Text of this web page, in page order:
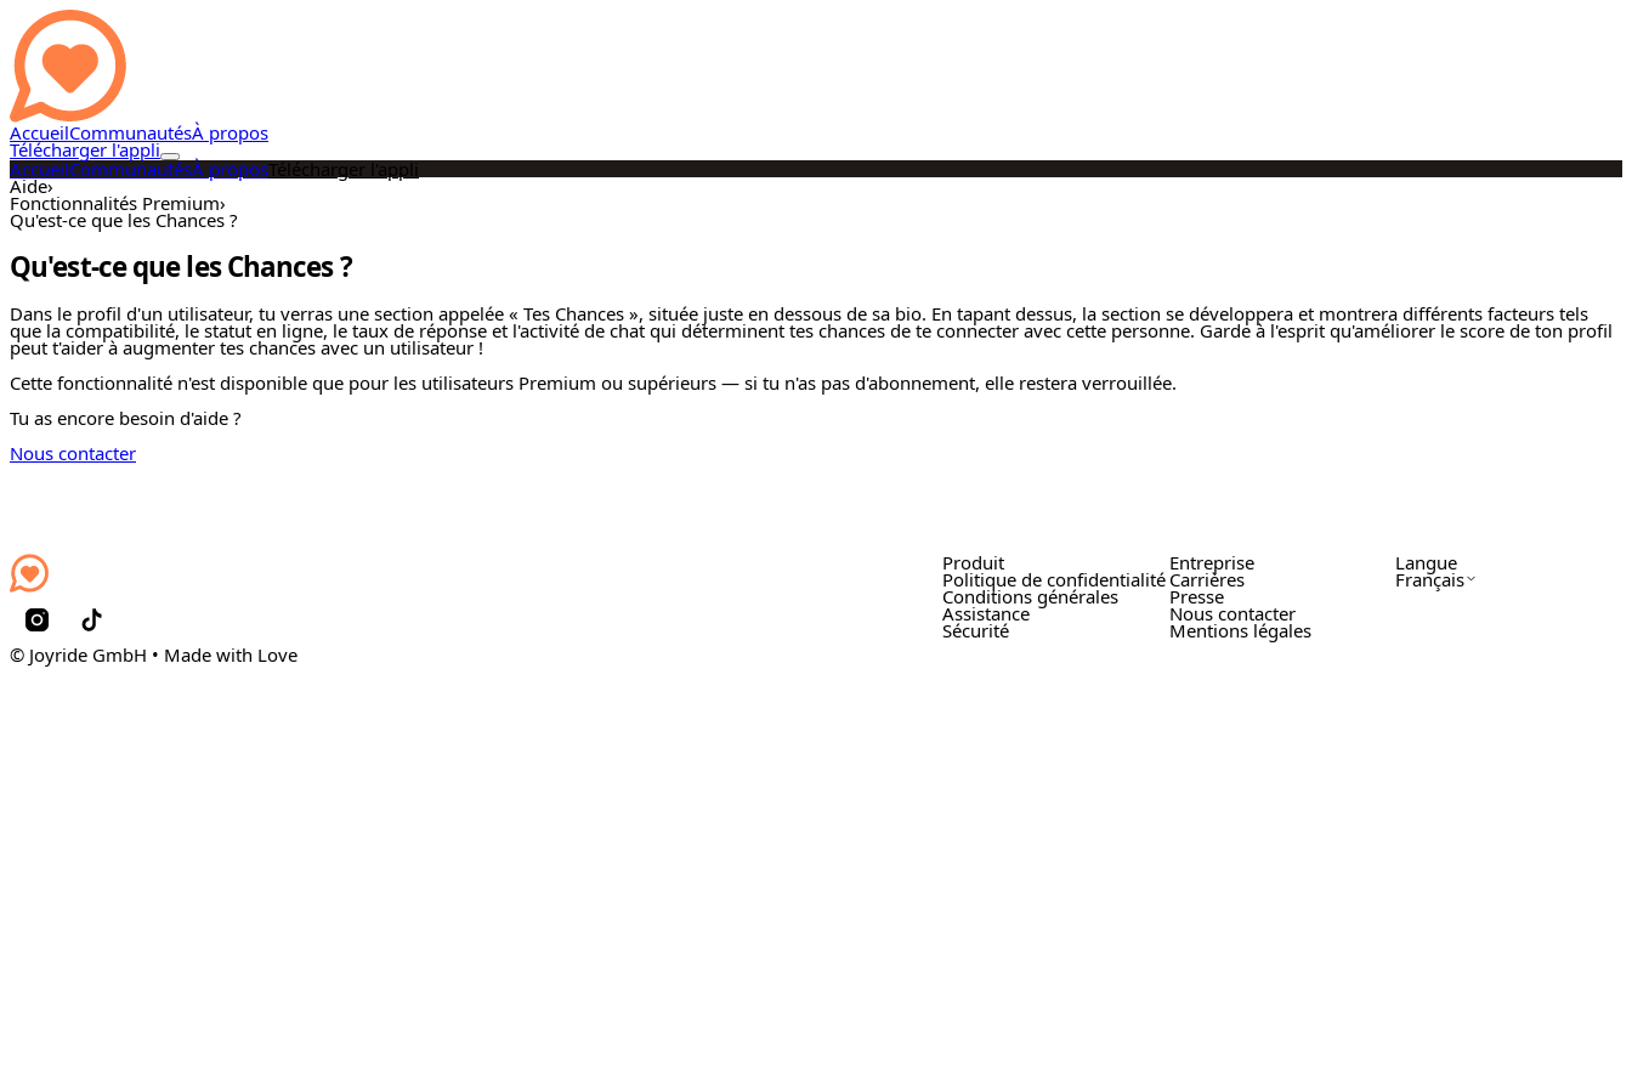
AccueilCommunautésÀ propos
Télécharger l'appli
AccueilCommunautésÀ proposTélécharger l'appli
Aide›
Fonctionnalités Premium›
Qu'est-ce que les Chances ?
Qu'est-ce que les Chances ?
Dans le profil d'un utilisateur, tu verras une section appelée « Tes Chances », située juste en dessous de sa bio. En tapant dessus, la section se développera et montrera différents facteurs tels
que la compatibilité, le statut en ligne, le taux de réponse et l'activité de chat qui déterminent tes chances de te connecter avec cette personne. Garde à l'esprit qu'améliorer le score de ton profil
peut t'aider à augmenter tes chances avec un utilisateur !
Cette fonctionnalité n'est disponible que pour les utilisateurs Premium ou supérieurs — si tu n'as pas d'abonnement, elle restera verrouillée.
Tu as encore besoin d'aide ?
Nous contacter
© Joyride GmbH • Made with Love
Produit
Politique de confidentialité
Conditions générales
Assistance
Sécurité
Entreprise
Carrières
Presse
Nous contacter
Mentions légales
Langue
Français